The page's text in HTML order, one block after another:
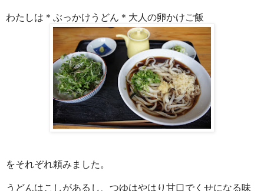
わたしは＊ぶっかけうどん＊大人の卵かけご飯
をそれぞれ頼みました。
うどんはこしがあるし、つゆはやはり甘口でくせになる味